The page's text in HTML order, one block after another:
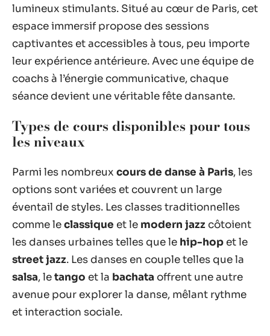
lumineux stimulants. Situé au cœur de Paris, cet
espace immersif propose des sessions
captivantes et accessibles à tous, peu importe
leur expérience antérieure. Avec une équipe de
coachs à l’énergie communicative, chaque
séance devient une véritable fête dansante.
Types de cours disponibles pour tous
les niveaux
Parmi les nombreux cours de danse à Paris, les
options sont variées et couvrent un large
éventail de styles. Les classes traditionnelles
comme leclassique et le modern jazz côtoient
les danses urbaines telles que le hip-hop et le
street jazz. Les danses en couple telles que la
salsa, letango et la bachata offrent une autre
avenue pour explorer la danse, mêlant rythme
et interaction sociale.